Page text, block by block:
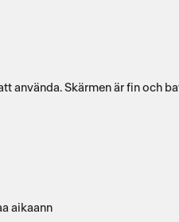
använda. Skärmen är fin och
aikaann